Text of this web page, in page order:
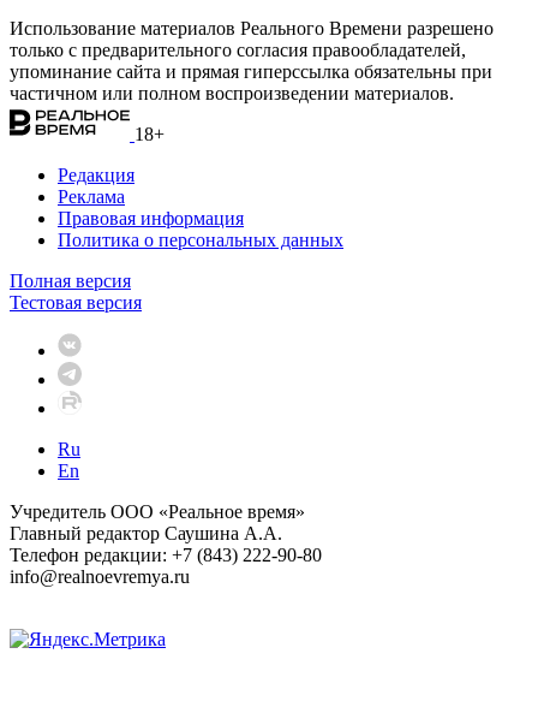
Использование материалов Реального Времени разрешено
только с предварительного согласия правообладателей,
упоминание сайта и прямая гиперссылка обязательны при
частичном или полном воспроизведении материалов.
18+
Редакция
Реклама
Правовая информация
Политика о персональных данных
Полная версия
Тестовая версия
Ru
En
Учредитель ООО «Реальное время»
Главный редактор Саушина А.А.
Телефон редакции: +7 (843) 222-90-80
info@realnoevremya.ru